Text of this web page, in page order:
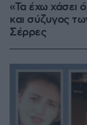
«Τα έχω χάσει
και σύζυγος
Σέρρες